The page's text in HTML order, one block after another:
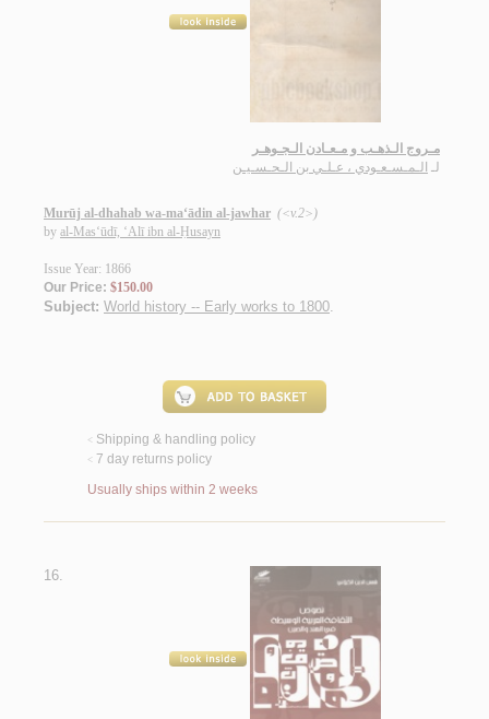
مـروج الـذهـب و مـعـادن الـجـوهـر
لـ الـمـسـعـودي ، عـلـي بن الـحـسـيـن
Murūj al-dhahab wa-ma‘ādin al-jawhar (<v.2>)
by al-Mas‘ūdī, ‘Alī ibn al-Ḥusayn
Issue Year: 1866
Our Price: $150.00
Subject: World history -- Early works to 1800.
< Shipping & handling policy
< 7 day returns policy
Usually ships within 2 weeks
16.